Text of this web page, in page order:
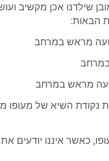
שילדנו אכן מקשיב
הבאות:
השיא של מעופו
כאשר איננו יודעים